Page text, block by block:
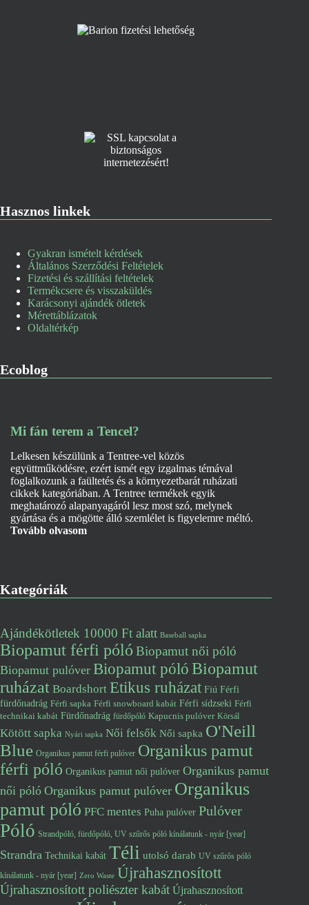
Hasznos linkek
Gyakran ismételt kérdések
Általános Szerződési Feltételek
Fizetési és szállítási feltételek
Termékcsere és visszaküldés
Karácsonyi ajándék ötletek
Mérettáblázatok
Oldaltérkép
Ecoblog
Mi fán terem a Tencel?
Lelkesen készülünk a Tentree-vel közös
együttműködésre, ezért ismét egy izgalmas témával
foglalkozunk a faültetés és a környezetbarát ruházati
cikkek kategóriában. A Tentree termékek egyik
meghatározó alapanyagáról lesz most szó, melynek
gyártása és a mögötte álló szemlélet is figyelemre méltó.
Tovább olvasom
Kategóriák
Ajándékötletek 10000 Ft alatt Baseball sapka
Biopamut férfi póló Biopamut női póló
Biopamut pulóver Biopamut pólóBiopamut
ruházat Boardshort Etikus ruházat Fiú Férfi
fürdőnadrág Férfi sapka Férfi snowboard kabát Férfi sídzseki Férfi
technikai kabát Fürdőnadrág fürdőpóló Kapucnis pulóver Körsál
Kötött sapka Nyári sapka Női felsők Női sapka O'Neill
Blue Organikus pamut férfi pulóver Organikus pamut
férfi póló Organikus pamut női pulóver Organikus pamut
női póló Organikus pamut pulóver Organikus
pamut póló PFC mentes Puha pulóver Pulóver
Póló Strandpóló, fürdőpóló, UV szűrős póló kínálatunk - nyár [year]
Strandra Technikai kabát Téli utolsó darab UV szűrős póló
kínálatunk - nyár [year] Zero Waste Újrahasznosított
Újrahasznosított poliészter kabát Újrahasznosított